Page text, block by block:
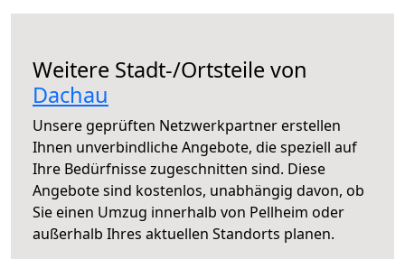
Weitere Stadt-/Ortsteile von
Dachau
Unsere geprüften Netzwerkpartner erstellen
Ihnen unverbindliche Angebote, die speziell auf
Ihre Bedürfnisse zugeschnitten sind. Diese
Angebote sind kostenlos, unabhängig davon, ob
Sie einen Umzug innerhalb von Pellheim oder
außerhalb Ihres aktuellen Standorts planen.